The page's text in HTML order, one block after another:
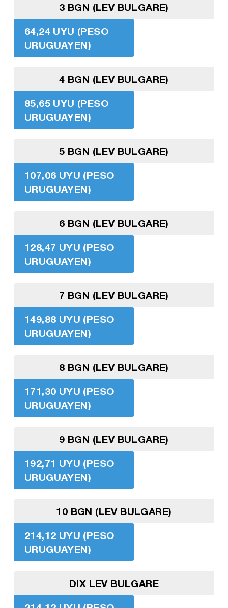
3 BGN (LEV BULGARE)
64,24 UYU (PESO
URUGUAYEN)
4 BGN (LEV BULGARE)
85,65 UYU (PESO
URUGUAYEN)
5 BGN (LEV BULGARE)
107,06 UYU (PESO
URUGUAYEN)
6 BGN (LEV BULGARE)
128,47 UYU (PESO
URUGUAYEN)
7 BGN (LEV BULGARE)
149,88 UYU (PESO
URUGUAYEN)
8 BGN (LEV BULGARE)
171,30 UYU (PESO
URUGUAYEN)
9 BGN (LEV BULGARE)
192,71 UYU (PESO
URUGUAYEN)
10 BGN (LEV BULGARE)
214,12 UYU (PESO
URUGUAYEN)
DIX LEV BULGARE